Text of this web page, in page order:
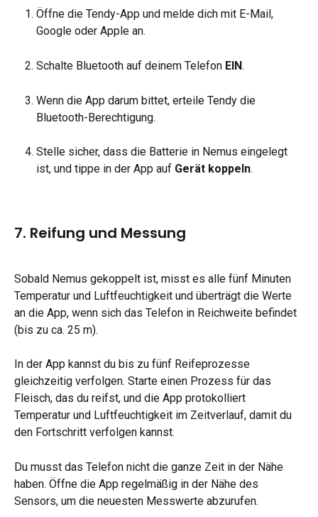
Öffne die Tendy-App und melde dich mit E-Mail,
Google oder Apple an.
Schalte Bluetooth auf deinem Telefon EIN.
Wenn die App darum bittet, erteile Tendy die
Bluetooth-Berechtigung.
Stelle sicher, dass die Batterie in Nemus eingelegt
ist, und tippe in der App auf Gerät koppeln.
7. Reifung und Messung
Sobald Nemus gekoppelt ist, misst es alle fünf Minuten
Temperatur und Luftfeuchtigkeit und überträgt die Werte
an die App, wenn sich das Telefon in Reichweite befindet
(bis zu ca. 25 m).
In der App kannst du bis zu fünf Reifeprozesse
gleichzeitig verfolgen. Starte einen Prozess für das
Fleisch, das du reifst, und die App protokolliert
Temperatur und Luftfeuchtigkeit im Zeitverlauf, damit du
den Fortschritt verfolgen kannst.
Du musst das Telefon nicht die ganze Zeit in der Nähe
haben. Öffne die App regelmäßig in der Nähe des
Sensors, um die neuesten Messwerte abzurufen.